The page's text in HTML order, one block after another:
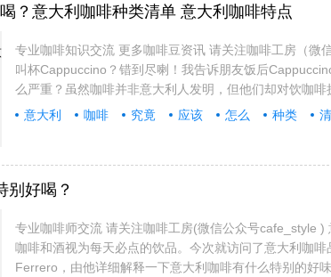
？意大利咖啡种类清单 意大利咖啡特点
专业咖啡知识交流 更多咖啡豆资讯 请关注咖啡工房（微
叫杯Cappuccino？错到尽喇！我告诉朋友饭后
么严重？虽然咖啡并非意大利人发明，但他们却对饮咖
意大利 咖啡 究竟 应该 怎么 种类
别好喝？
专业咖啡师交流 请关注咖啡工房(微信公众号cafe_style )
咖啡和酒视为每天必点的饮品。今次就访问了意大利咖
Ferrero，由他详细解释一下意大利咖啡有什么特别的好